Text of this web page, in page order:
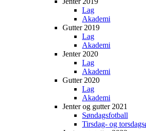
Lag
Akademi
Gutter 2019
Lag
Akademi
Jenter 2020
Lag
Akademi
Gutter 2020
Lag
Akademi
Jenter og gutter 2021
Søndagsfotball
Tirsdag- og